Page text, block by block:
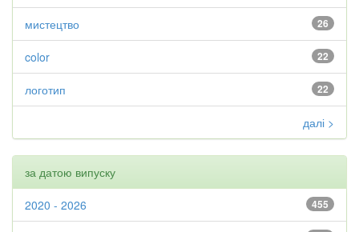
26
мистецтво
22
color
22
логотип
далі >
за датою випуску
455
2020 - 2026